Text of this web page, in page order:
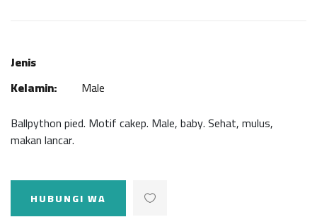
Jenis
Kelamin:
Male
Ballpython pied. Motif cakep. Male, baby. Sehat, mulus,
makan lancar.
HUBUNGI WA